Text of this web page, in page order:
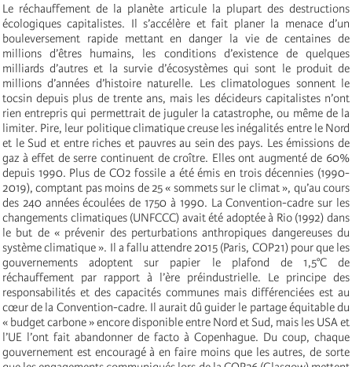
Le réchauffement de la planète articule la plupart des destructions
écologiques capitalistes. Il s’accélère et fait planer la menace d’un
bouleversement rapide mettant en danger la vie de centaines de
millions d’êtres humains, les conditions d’existence de quelques
milliards d’autres et la survie d’écosystèmes qui sont le produit de
millions d’années d’histoire naturelle. Les climatologues sonnent le
tocsin depuis plus de trente ans, mais les décideurs capitalistes n’ont
rien entrepris qui permettrait de juguler la catastrophe, ou même de la
limiter. Pire, leur politique climatique creuse les inégalités entre le Nord
et le Sud et entre riches et pauvres au sein des pays. Les émissions de
gaz à effet de serre continuent de croître. Elles ont augmenté de 60%
depuis 1990. Plus de CO2 fossile a été émis en trois décennies (1990-
2019), comptant pas moins de 25 « sommets sur le climat », qu’au cours
des 240 années écoulées de 1750 à 1990. La Convention-cadre sur les
changements climatiques (UNFCCC) avait été adoptée à Rio (1992) dans
le but de « prévenir des perturbations anthropiques dangereuses du
système climatique ». Il a fallu attendre 2015 (Paris, COP21) pour que les
gouvernements adoptent sur papier le plafond de 1,5°C de
réchauffement par rapport à l’ère préindustrielle. Le principe des
responsabilités et des capacités communes mais différenciées est au
cœur de la Convention-cadre. Il aurait dû guider le partage équitable du
« budget carbone » encore disponible entre Nord et Sud, mais les USA et
l’UE l’ont fait abandonner de facto à Copenhague. Du coup, chaque
gouvernement est encouragé à en faire moins que les autres, de sorte